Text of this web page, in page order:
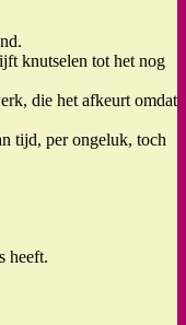
knutselen tot het nog
die het afkeurt omdat
tijd, per ongeluk, toch
heeft.